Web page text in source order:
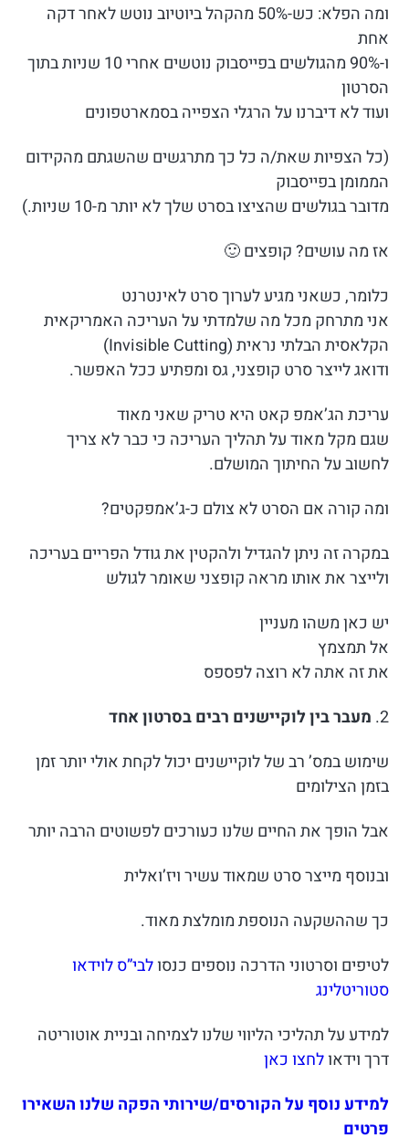
ומה הפלא: כש-50% מהקהל ביוטיוב נוטש לאחר דקה
אחת
ו-90% מהגולשים בפייסבוק נוטשים אחרי 10 שניות בתוך
הסרטון
ועוד לא דיברנו על הרגלי הצפייה בסמארטפונים
(כל הצפיות שאת/ה כל כך מתרגשים שהשגתם מהקידום
הממומן בפייסבוק
מדובר בגולשים שהציצו בסרט שלך לא יותר מ-10 שניות.)
אז מה עושים? קופצים 🙂
כלומר, כשאני מגיע לערוך סרט לאינטרנט
אני מתרחק מכל מה שלמדתי על העריכה האמריקאית
הקלאסית הבלתי נראית (Invisible Cutting)
ודואג לייצר סרט קופצני, גס ומפתיע ככל האפשר.
עריכת הג’אמפ קאט היא טריק שאני מאוד
שגם מקל מאוד על תהליך העריכה כי כבר לא צריך
לחשוב על החיתוך המושלם.
ומה קורה אם הסרט לא צולם כ-ג’אמפקטים?
במקרה זה ניתן להגדיל ולהקטין את גודל הפריים בעריכה
ולייצר את אותו מראה קופצני שאומר לגולש
יש כאן משהו מעניין
אל תמצמץ
את זה אתה לא רוצה לפספס
2. מעבר בין לוקיישנים רבים בסרטון אחד
שימוש במס’ רב של לוקיישנים יכול לקחת אולי יותר זמן
בזמן הצילומים
אבל הופך את החיים שלנו כעורכים לפשוטים הרבה יותר
ובנוסף מייצר סרט שמאוד עשיר ויז’ואלית
כך שההשקעה הנוספת מומלצת מאוד.
לטיפים וסרטוני הדרכה נוספים כנסולבי”ס לוידאו
סטוריטלינג
למידע על תהליכי הליווי שלנו לצמיחה ובניית אוטוריטה
דרך וידאולחצו כאן
למידע נוסף על הקורסים/שירותי הפקה שלנו השאירו
פרטים